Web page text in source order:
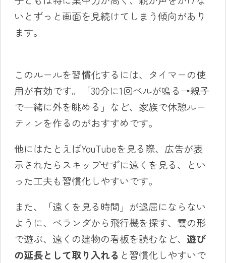
いとずっと画面を見続けてしまう傾向があり
ます。
このルールを習慣化するには、タイマーの使
用が有効です。「30分に1回ベルが鳴る→親子
で一緒に外を眺める」など、家族で休憩ルー
ティンを作るのがおすすめです。
他にはたとえばYouTubeを見る際、広告が表
示されたらスキップせずに遠くを見る、とい
った工夫も習慣化しやすいです。
また、「遠くを見る時間」が退屈にならない
ように、ベランダから飛行機を探す、雲の形
で遊ぶ、遠くの建物の看板を読むなど、 遊び
の延長として取り入れる と習慣化しやすいで